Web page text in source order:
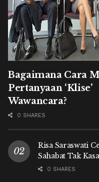
Bagaimana Cara
Pertanyaan ‘Klise’
Wawancara?
0 SHARES
Risa Saraswati
Sahabat Tak
0 SHARES